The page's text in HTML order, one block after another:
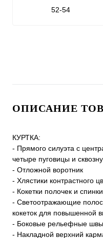
52-54
ОПИСАНИЕ
КУРТКА:
- Прямого силуэта с
четыре пуговицы и
- Отложной воротник
- Хлястики контрастного
- Кокетки полочек и
- Светоотражающие
кокеток для повышенной
- Боковые рельефные швы
- Накладной верхний